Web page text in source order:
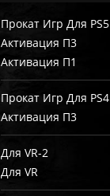
Прокат Игр Для PS5
Активация П3
Активация П1
Прокат Игр Для PS4
Активация П3
Для VR-2
Для VR